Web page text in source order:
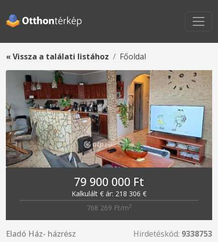
« Vissza a találati listához Főoldal
79 900 000 Ft
Kalkulált € ár: 218 306 €
768 269 Ft/m2
Eladó Ház- házrész Hirdetéskód: 9338753